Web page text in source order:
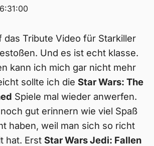
das Tribute Video für Starkiller
Und es ist echt klasse.
kann ich mich gar nicht mehr
sollte ich die Star Wars: The
Spiele mal wieder anwerfen.
gut erinnern wie viel Spaß
haben, weil man sich so richt
hat. Erst Star Wars Jedi: Fallen